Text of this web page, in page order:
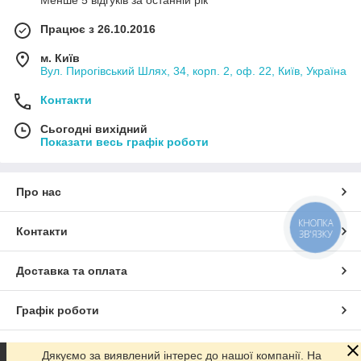
Працює з 26.10.2016
м. Київ
Вул. Пирогівський Шлях, 34, корп. 2, оф. 22, Київ, Україна
Контакти
Сьогодні вихідний
Показати весь графік роботи
Про нас
Контакти
Доставка та оплата
Графік роботи
Повна версія сайту
Дякуємо за виявлений інтерес до нашої компанії. На
КНОПКА
ЗВ'ЯЗКУ